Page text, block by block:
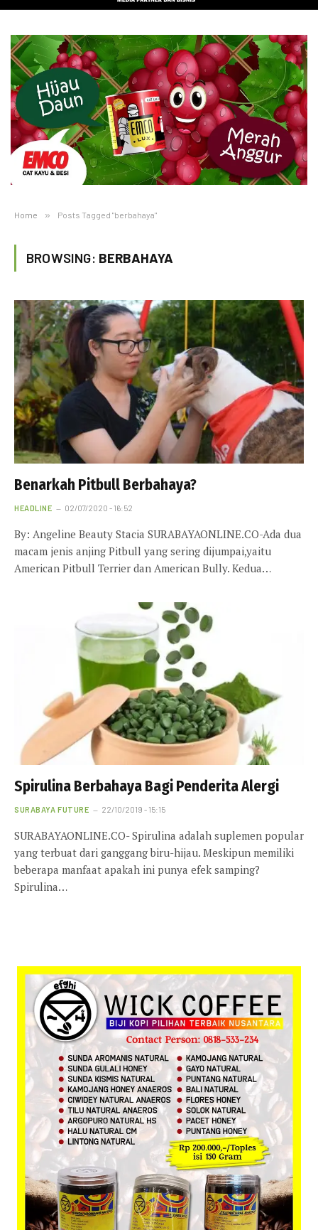
Home » Posts Tagged "berbahaya"
BROWSING: BERBAHAYA
Benarkah Pitbull Berbahaya?
HEADLINE 02/07/2020 - 16:52
By: Angeline Beauty Stacia SURABAYAONLINE.CO-Ada dua
macam jenis anjing Pitbull yang sering dijumpai,yaitu
American Pitbull Terrier dan American Bully. Kedua…
Spirulina Berbahaya Bagi Penderita Alergi
SURABAYA FUTURE 22/10/2019 - 15:15
SURABAYAONLINE.CO- Spirulina adalah suplemen popular
yang terbuat dari ganggang biru-hijau. Meskipun memiliki
beberapa manfaat apakah ini punya efek samping?
Spirulina…